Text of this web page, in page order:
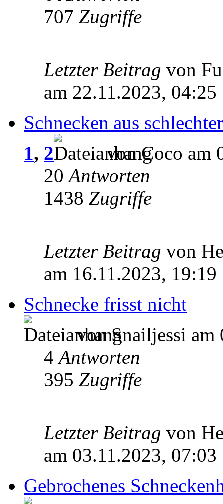
707 Zugriffe
Letzter Beitrag von
am 22.11.2023, 04:25
Schnecken aus
1, 2
von Coco am
20Antworten
1438 Zugriffe
Letzter Beitrag von
am 16.11.2023, 19:19
Schnecke frisst nicht
von Snailjessi am
4Antworten
395 Zugriffe
Letzter Beitrag von
am 03.11.2023, 07:03
Gebrochenes